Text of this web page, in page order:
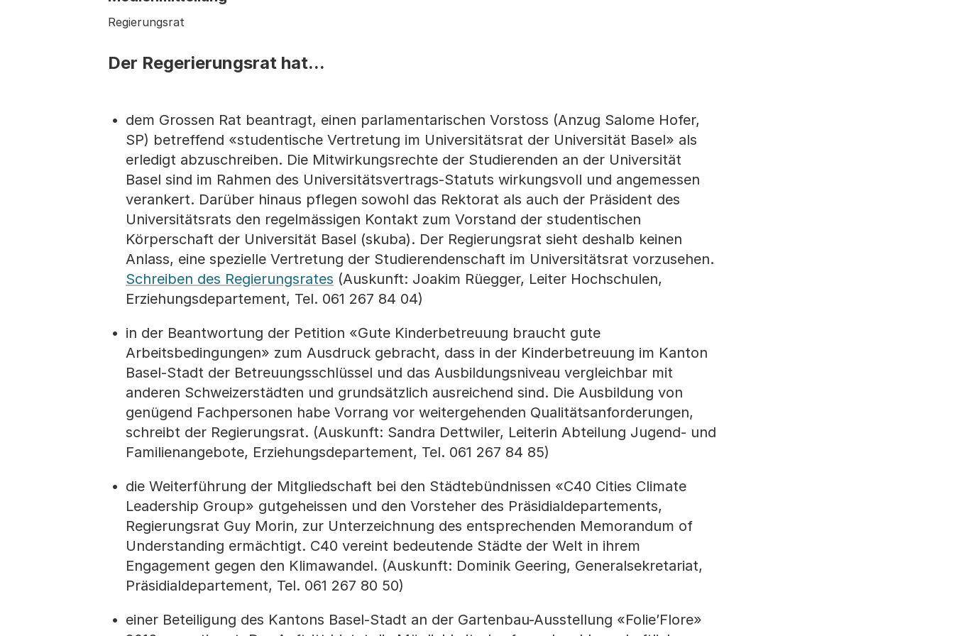
Regierungsrat
Der Regerierungsrat hat...
dem Grossen Rat beantragt, einen parlamentarischen Vorstoss (Anzug Salome Hofer,
SP) betreffend «studentische Vertretung im Universitätsrat der Universität Basel» als
erledigt abzuschreiben. Die Mitwirkungsrechte der Studierenden an der Universität
Basel sind im Rahmen des Universitätsvertrags-Statuts wirkungsvoll und angemessen
verankert. Darüber hinaus pflegen sowohl das Rektorat als auch der Präsident des
Universitätsrats den regelmässigen Kontakt zum Vorstand der studentischen
Körperschaft der Universität Basel (skuba). Der Regierungsrat sieht deshalb keinen
Anlass, eine spezielle Vertretung der Studierendenschaft im Universitätsrat vorzusehen.
Schreiben des Regierungsrates (Auskunft: Joakim Rüegger, Leiter Hochschulen,
Erziehungsdepartement, Tel. 061 267 84 04)
in der Beantwortung der Petition «Gute Kinderbetreuung braucht gute
Arbeitsbedingungen» zum Ausdruck gebracht, dass in der Kinderbetreuung im Kanton
Basel-Stadt der Betreuungsschlüssel und das Ausbildungsniveau vergleichbar mit
anderen Schweizerstädten und grundsätzlich ausreichend sind. Die Ausbildung von
genügend Fachpersonen habe Vorrang vor weitergehenden Qualitätsanforderungen,
schreibt der Regierungsrat. (Auskunft: Sandra Dettwiler, Leiterin Abteilung Jugend- und
Familienangebote, Erziehungsdepartement, Tel. 061 267 84 85)
die Weiterführung der Mitgliedschaft bei den Städtebündnissen «C40 Cities Climate
Leadership Group» gutgeheissen und den Vorsteher des Präsidialdepartements,
Regierungsrat Guy Morin, zur Unterzeichnung des entsprechenden Memorandum of
Understanding ermächtigt. C40 vereint bedeutende Städte der Welt in ihrem
Engagement gegen den Klimawandel. (Auskunft: Dominik Geering, Generalsekretariat,
Präsidialdepartement, Tel. 061 267 80 50)
einer Beteiligung des Kantons Basel-Stadt an der Gartenbau-Ausstellung «Folie’Flore»